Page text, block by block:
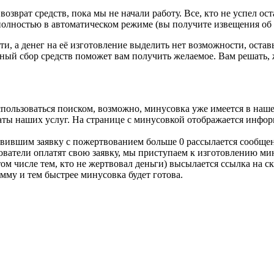
средств, пока мы не начали работу. Все, кто не успел
в автоматическом режиме (вы получите извещения
а денег на её изготовление выделить нет возможности,
сбор средств поможет вам получить желаемое. Вам
поиском, возможно, минусовка уже имеется в
наших услуг. На странице с минусовкой отображается
заявку с пожертвованием больше 0 рассылается
оплатят свою заявку, мы приступаем к изготовлению
числе тем, кто не жертвовал деньги) высылается ссылка
и тем быстрее минусовка будет готова.